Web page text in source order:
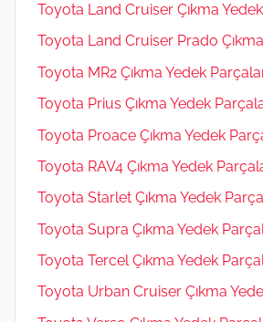
Toyota Land Cruiser Çıkma
Toyota Land Cruiser Prado
Toyota MR2 Çıkma Yedek
Toyota Prius Çıkma Yedek
Toyota Proace Çıkma Yedek
Toyota RAV4 Çıkma Yedek
Toyota Starlet Çıkma Yedek
Toyota Supra Çıkma Yedek
Toyota Tercel Çıkma Yedek
Toyota Urban Cruiser Çıkma